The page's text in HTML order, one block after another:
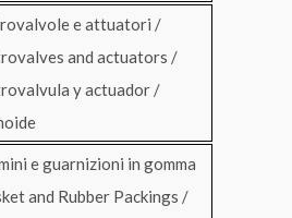
e attuatori /
and actuators /
y actuador /
e guarnizioni in gomma
and Rubber Packings /